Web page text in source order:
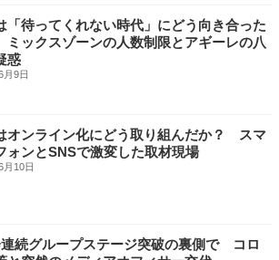
「待ってくれない時代」にどう向き合った
ックスゾーンの人数制限とアギーレの八
惑
月9日
オンライン化にどう取り組んだか？ スマ
ォンとSNSで激変した取材現場
月10日
続グループステージ突破の裏側で コロ